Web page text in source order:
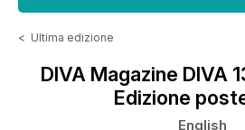
< Ultima edizione
DIVA Magazine DIVA
Edizione
English